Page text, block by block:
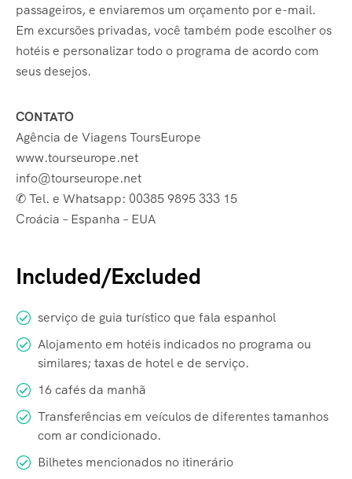
passageiros, e enviaremos um orçamento por e-mail.
Em excursões privadas, você também pode escolher os
hotéis e personalizar todo o programa de acordo com
seus desejos.
CONTATO
Agência de Viagens ToursEurope
www.tourseurope.net
info@tourseurope.net
✆ Tel. e Whatsapp: 00385 9895 333 15
Croácia – Espanha – EUA
Included/Excluded
serviço de guia turístico que fala espanhol
Alojamento em hotéis indicados no programa ou
similares; taxas de hotel e de serviço.
16 cafés da manhã
Transferências em veículos de diferentes tamanhos
com ar condicionado.
Bilhetes mencionados no itinerário